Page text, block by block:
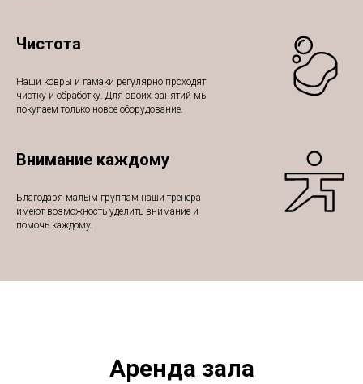
Чистота
Наши ковры и гамаки регулярно проходят
чистку и обработку. Для своих занятий мы
покупаем только новое оборудование.
Внимание каждому
Благодаря малым группам наши тренера
имеют возможность уделить внимание и
помочь каждому.
Аренда зала